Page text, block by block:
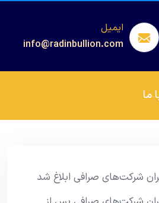
ایمیل
info@radinbullion.com
ما
شرکت‌های صرافی ابلاغ شد